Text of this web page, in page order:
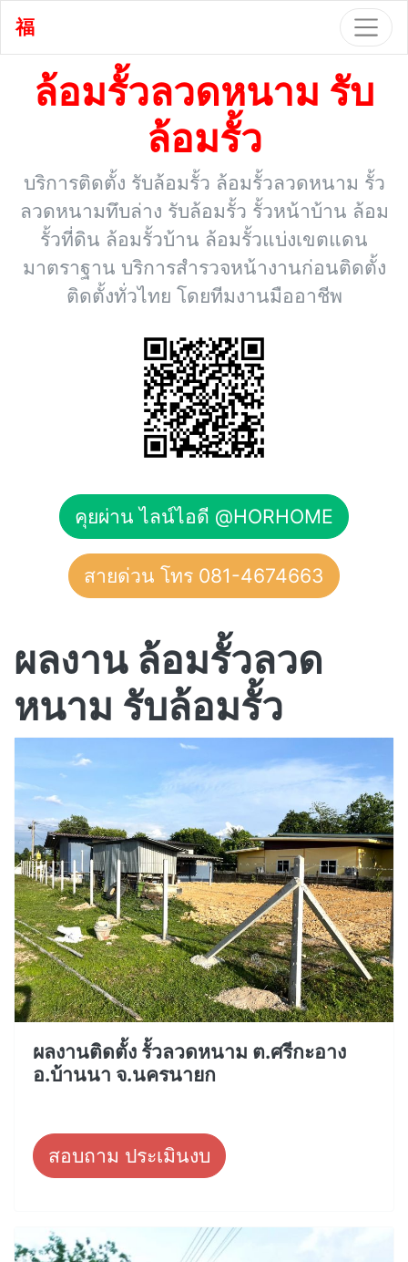
福
ล้อมรั้วลวดหนาม รับ
ล้อมรั้ว
บริการติดตั้ง รับล้อมรั้ว ล้อมรั้วลวดหนาม รั้ว
ลวดหนามทึบล่าง รับล้อมรั้ว รั้วหน้าบ้าน ล้อม
รั้วที่ดิน ล้อมรั้วบ้าน ล้อมรั้วแบ่งเขตแดน
มาตราฐาน บริการสำรวจหน้างานก่อนติดตั้ง
ติดตั้งทั่วไทย โดยทีมงานมืออาชีพ
คุยผ่าน ไลน์ไอดี @HORHOME
สายด่วน โทร 081-4674663
ผลงาน ล้อมรั้วลวด
หนาม รับล้อมรั้ว
ผลงานติดตั้ง รั้วลวดหนาม ต.ศรีกะอาง
อ.บ้านนา จ.นครนายก
สอบถาม ประเมินงบ